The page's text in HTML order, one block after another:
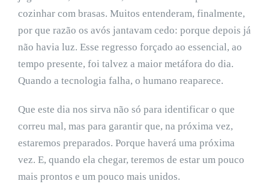
cozinhar com brasas. Muitos entenderam, finalmente,
por que razão os avós jantavam cedo: porque depois já
não havia luz. Esse regresso forçado ao essencial, ao
tempo presente, foi talvez a maior metáfora do dia.
Quando a tecnologia falha, o humano reaparece.
Que este dia nos sirva não só para identificar o que
correu mal, mas para garantir que, na próxima vez,
estaremos preparados. Porque haverá uma próxima
vez. E, quando ela chegar, teremos de estar um pouco
mais prontos e um pouco mais unidos.